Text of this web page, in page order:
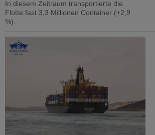
In diesem Zeitraum transportierte die
Flotte fast 3,3 Millionen Container (+2,9
%).